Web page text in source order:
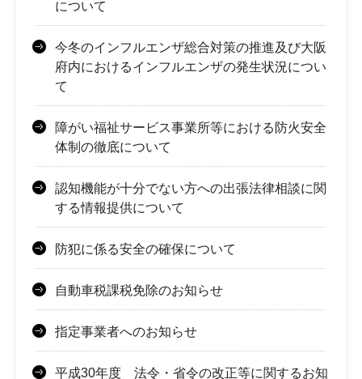
について
今冬のインフルエンザ総合対策の推進及び大阪
府内におけるインフルエンザの発生状況につい
て
障がい福祉サービス事業所等における防火安全
体制の徹底について
認知機能が十分でない方への出張法律相談に関
する情報提供について
防犯に係る安全の確保について
自動車税課税免除のお知らせ
指定事業者へのお知らせ
平成30年度 法令・省令の改正等に関するお知